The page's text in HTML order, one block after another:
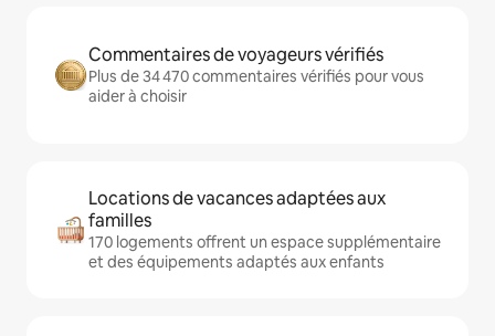
Commentaires de voyageurs vérifiés
Plus de 34 470 commentaires vérifiés pour vous
aider à choisir
Locations de vacances adaptées aux
familles
170 logements offrent un espace supplémentaire
et des équipements adaptés aux enfants